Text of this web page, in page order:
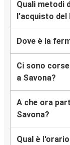
Quali metodi
l’acquisto
Dove è la
Ci sono
a Savona?
A che ora
Savona?
Qual è